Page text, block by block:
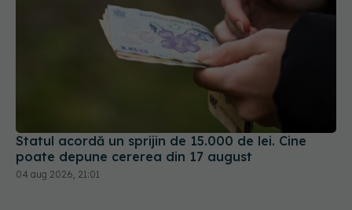
Statul acordă un sprijin de 15.000 de lei. Cine
poate depune cererea din 17 august
04 aug 2026, 21:01